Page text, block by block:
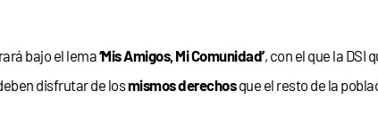
bajo el lema‘Mis Amigos, Mi Comunidad’, con el que la DSI
disfrutar de losmismos derechosque el resto de la